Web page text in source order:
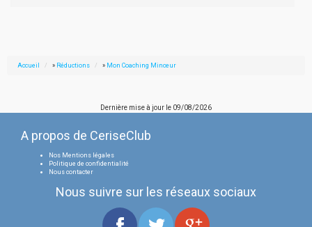
Accueil » Réductions » Mon Coaching Minceur
Dernière mise à jour le 09/08/2026
A propos de CeriseClub
Nos Mentions légales
Politique de confidentialité
Nous contacter
Nous suivre sur les réseaux sociaux